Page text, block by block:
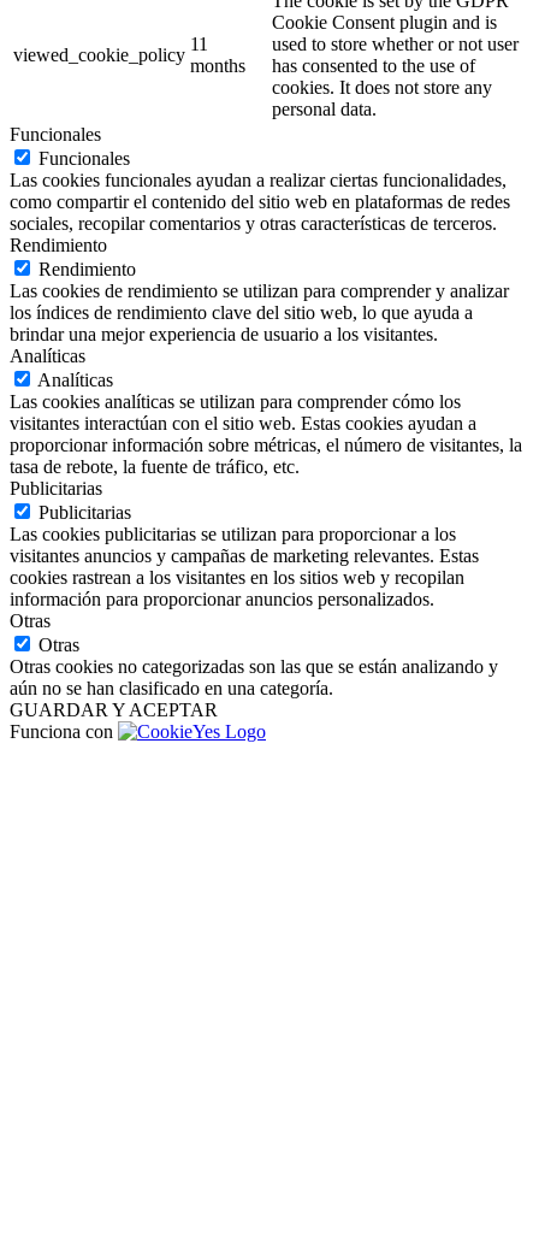
viewed_cookie_policy
11
months
Cookie Consent plugin and is
used to store whether or not user
has consented to the use of
cookies. It does not store any
personal data.
Funcionales
Funcionales
Las cookies funcionales ayudan a realizar ciertas funcionalidades,
como compartir el contenido del sitio web en plataformas de redes
sociales, recopilar comentarios y otras características de terceros.
Rendimiento
Rendimiento
Las cookies de rendimiento se utilizan para comprender y analizar
los índices de rendimiento clave del sitio web, lo que ayuda a
brindar una mejor experiencia de usuario a los visitantes.
Analíticas
Analíticas
Las cookies analíticas se utilizan para comprender cómo los
visitantes interactúan con el sitio web. Estas cookies ayudan a
proporcionar información sobre métricas, el número de visitantes, la
tasa de rebote, la fuente de tráfico, etc.
Publicitarias
Publicitarias
Las cookies publicitarias se utilizan para proporcionar a los
visitantes anuncios y campañas de marketing relevantes. Estas
cookies rastrean a los visitantes en los sitios web y recopilan
información para proporcionar anuncios personalizados.
Otras
Otras
Otras cookies no categorizadas son las que se están analizando y
aún no se han clasificado en una categoría.
GUARDAR Y ACEPTAR
Funciona con